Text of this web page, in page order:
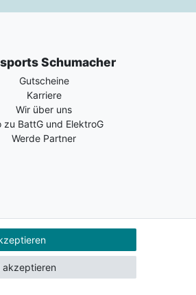
Schumacher
Gutscheine
Karriere
Wir über uns
zu BattG und ElektroG
Werde Partner
akzeptieren